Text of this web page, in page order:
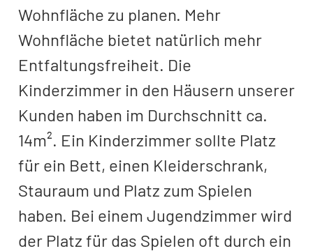
Wohnfläche zu planen. Mehr
Wohnfläche bietet natürlich mehr
Entfaltungsfreiheit. Die
Kinderzimmer in den Häusern unserer
Kunden haben im Durchschnitt ca.
14m². Ein Kinderzimmer sollte Platz
für ein Bett, einen Kleiderschrank,
Stauraum und Platz zum Spielen
haben. Bei einem Jugendzimmer wird
der Platz für das Spielen oft durch ein